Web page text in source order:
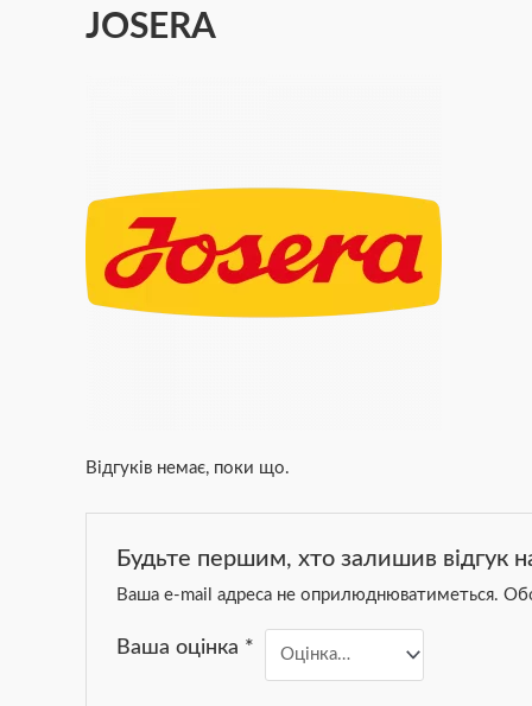
JOSERA
Відгуків немає, поки що.
Будьте першим, хто залишив відгук
Ваша e-mail адреса не оприлюднюватиметься.
Ваша оцінка *